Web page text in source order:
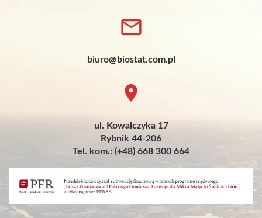
biuro@biostat.com.pl
ul. Kowalczyka 17
Rybnik 44-206
Tel. kom.: (+48) 668 300 664